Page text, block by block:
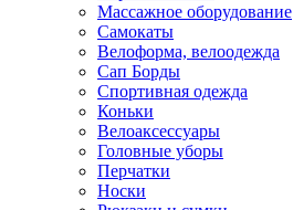
Массажное оборудование
Самокаты
Велоформа, велоодежда
Сап Борды
Спортивная одежда
Коньки
Велоаксессуары
Головные уборы
Перчатки
Носки